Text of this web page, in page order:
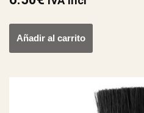
Añadir al carrito